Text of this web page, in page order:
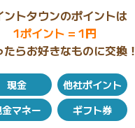
ントタウンのポイントは
1ポイント = 1円
たらお好きなものに交換！
現金
他社ポイント
マネー
ギフト券